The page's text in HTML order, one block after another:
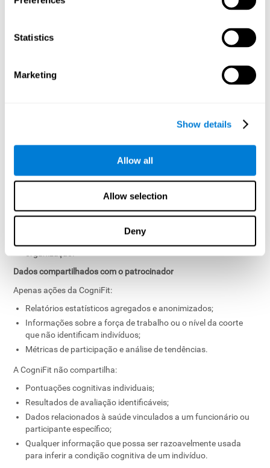
Statistics
Marketing
Show details
Allow all
Allow selection
Deny
A CogniFit pode coletar:
aplicável);
Dados de atividade e utilização do treinamento;
exclusivamente para:
Fornecer avaliações cognitivas e treinamento personalizados
ao usuário;
Aprimorar e desenvolver os serviços;
Dados compartilhados com o patrocinador
Apenas ações da CogniFit:
Relatórios estatísticos agregados e anonimizados;
Informações sobre a força de trabalho ou o nível da coorte
que não identificam indivíduos;
Métricas de participação e análise de tendências.
A CogniFit não compartilha:
Pontuações cognitivas individuais;
Resultados de avaliação identificáveis;
Dados relacionados à saúde vinculados a um funcionário ou
participante específico;
Qualquer informação que possa ser razoavelmente usada
para inferir a condição cognitiva de um indivíduo.